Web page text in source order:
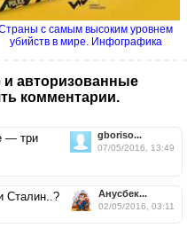
с самым высоким уровнем
убийств в мире. Инфографика
и авторизованные
комментарии.
gboriso...
07/05/2016, 13:49
— три
Анусбек...
02/05/2016, 03:11
Сталин..?